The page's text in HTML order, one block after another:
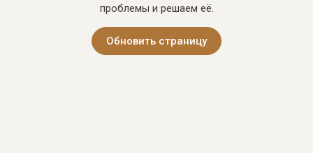
проблемы и решаем её.
Обновить страницу